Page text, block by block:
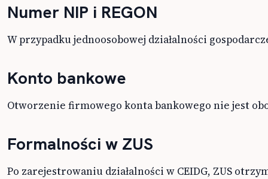
Numer NIP i REGON
W przypadku jednoosobowej działalności
Konto bankowe
Otworzenie firmowego konta bankowego nie jest
Formalności w ZUS
Po zarejestrowaniu działalności w CEIDG, ZUS